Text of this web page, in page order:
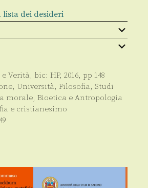
dei desideri
Verità, bic: HP, 2016, pp 148
, Università, Filosofia, Studi
morale, Bioetica e Antropologia
e cristianesimo